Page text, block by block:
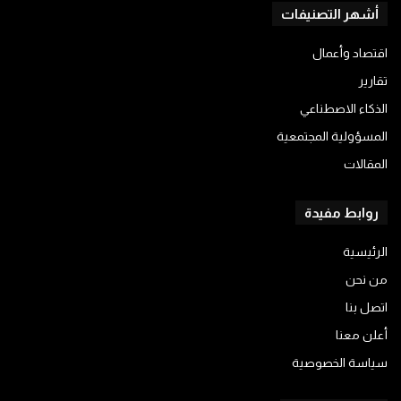
أشهر التصنيفات
اقتصاد وأعمال
تقارير
الذكاء الاصطناعي
المسؤولية المجتمعية
المقالات
روابط مفيدة
الرئيسية
من نحن
اتصل بنا
أعلن معنا
سياسة الخصوصية